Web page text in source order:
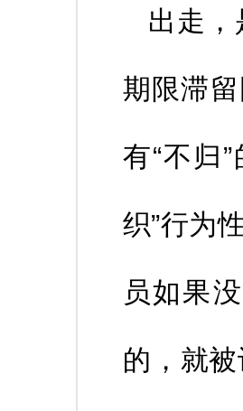
出走
期限滞
有“不归
织”行为
员如果
的，就